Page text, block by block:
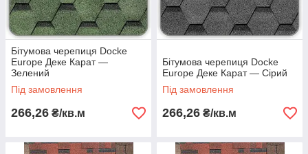
Бітумова черепиця Docke
Europe Деке Карат —
Зелений
Під замовлення
266,26 ₴/кв.м
Бітумова черепиця Docke
Europe Деке Карат — Сірий
Під замовлення
266,26 ₴/кв.м